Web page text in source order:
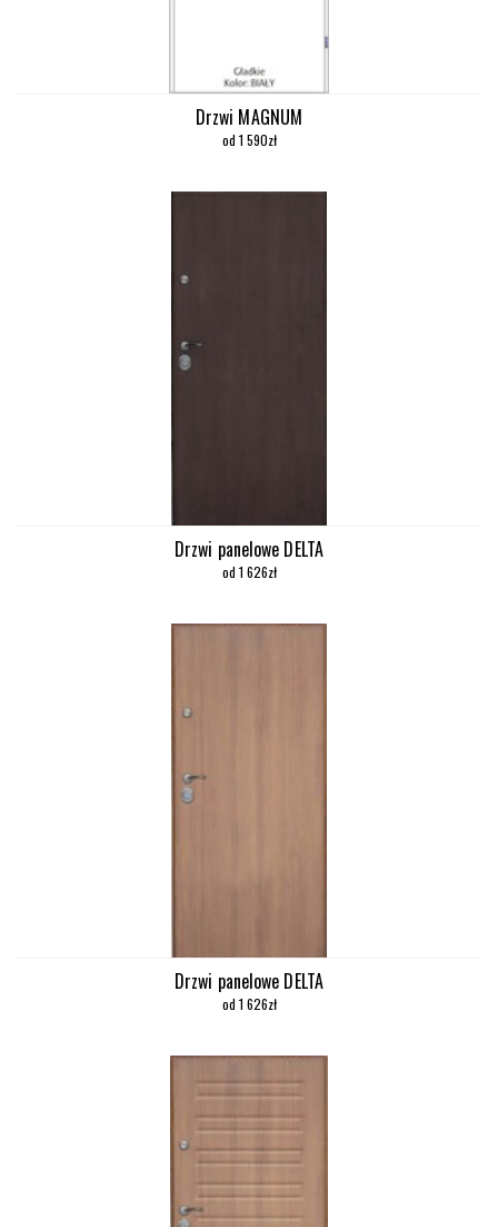
Drzwi MAGNUM
od 1 590zł
Drzwi panelowe DELTA
od 1 626zł
Drzwi panelowe DELTA
od 1 626zł